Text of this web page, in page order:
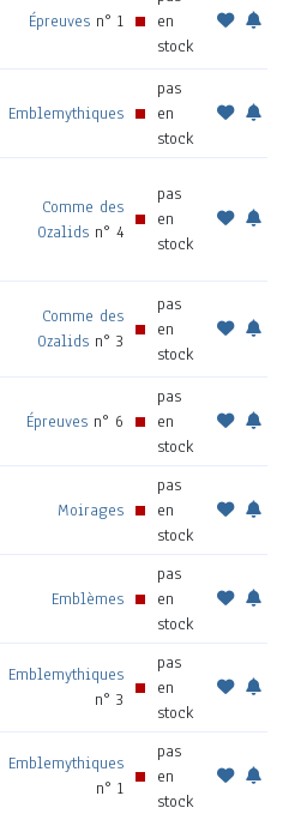
Épreuves n° 1
en
stock
Emblemythiques
pas
en
stock
Comme des
Ozalids n° 4
pas
en
stock
Comme des
Ozalids n° 3
pas
en
stock
Épreuves n° 6
pas
en
stock
Moirages
pas
en
stock
Emblèmes
pas
en
stock
Emblemythiques
n° 3
pas
en
stock
Emblemythiques
n° 1
pas
en
stock